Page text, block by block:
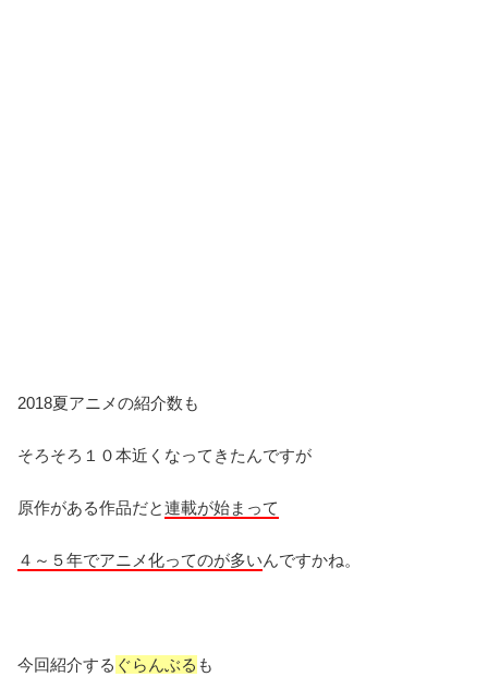
2018夏アニメの紹介数も
そろそろ１０本近くなってきたんですが
原作がある作品だと連載が始まって
４～５年でアニメ化ってのが多いんですかね。
今回紹介する ぐらんぶる も